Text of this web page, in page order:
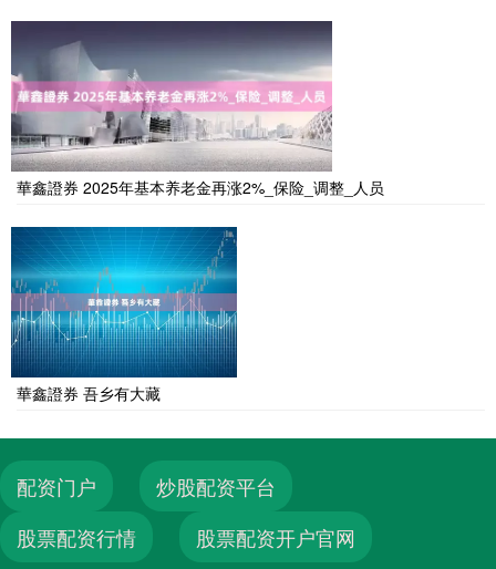
華鑫證券 2025年基本养老金再涨2%_保险_调整_人员
華鑫證券 吾乡有大藏
配资门户
炒股配资平台
股票配资行情
股票配资开户官网